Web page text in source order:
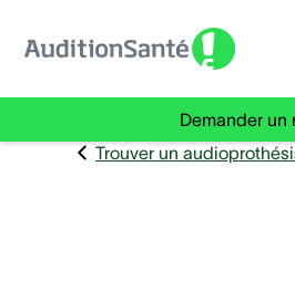
Demander un
Trouver un